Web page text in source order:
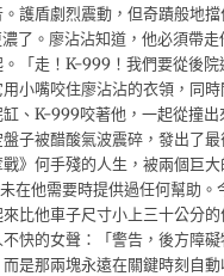
護盾劇烈震動，但奇蹟般地擋
了。廖沾沾知道，他必須帶走
「走！K-999！我們要從後院
小嘴咬住廖沾沾的衣領，同時
、K-999咬著他，一起從撞出
子被醋酸氣波震碎，發出了最
》何手殘的人生，被兩個巨大
在他需要時提供過任何幫助。
比他車子尺寸小上三十公分的
快的女聲：「警告，後方障礙
是那兩塊永遠在關鍵時刻自動